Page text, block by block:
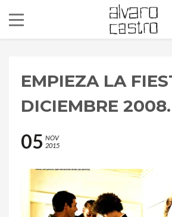
EMPIEZA LA
DICIEMBRE 2008.
05 NOV
2015